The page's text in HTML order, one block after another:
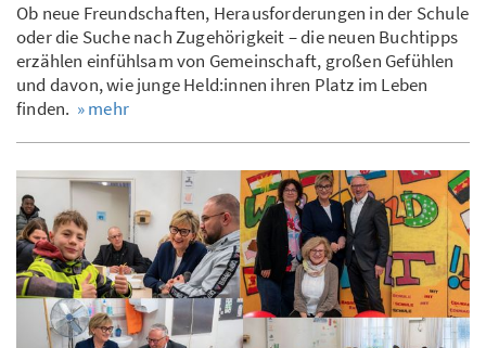
Ob neue Freundschaften, Herausforderungen in der Schule
oder die Suche nach Zugehörigkeit – die neuen Buchtipps
erzählen einfühlsam von Gemeinschaft, großen Gefühlen
und davon, wie junge Held:innen ihren Platz im Leben
finden. » mehr